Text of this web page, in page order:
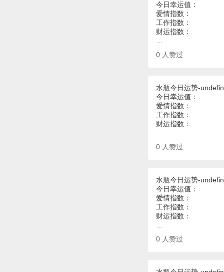
今日幸运值：
爱情指数：
工作指数：
财运指数：
0 人赞过
水瓶今日运势-
今日幸运值：
爱情指数：
工作指数：
财运指数：
0 人赞过
水瓶今日运势-
今日幸运值：
爱情指数：
工作指数：
财运指数：
0 人赞过